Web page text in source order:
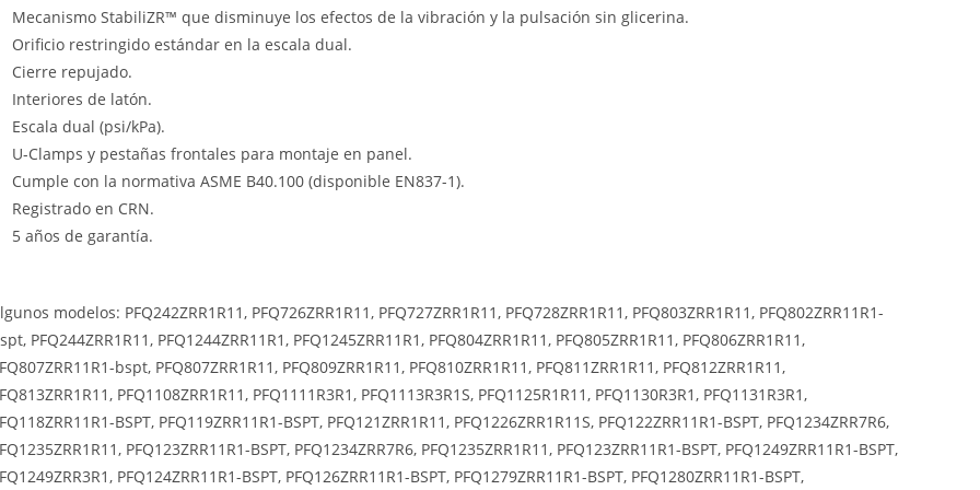
Mecanismo StabiliZR™ que disminuye los efectos de la vibración y la pulsación sin glicerina.
Orificio restringido estándar en la escala dual.
Cierre repujado.
Interiores de latón.
Escala dual (psi/kPa).
U-Clamps y pestañas frontales para montaje en panel.
Cumple con la normativa ASME B40.100 (disponible EN837-1).
Registrado en CRN.
5 años de garantía.
modelos: PFQ242ZRR1R11, PFQ726ZRR1R11, PFQ727ZRR1R11, PFQ728ZRR1R11, PFQ803ZRR1R11, PFQ802ZRR11R1-
PFQ244ZRR1R11, PFQ1244ZRR11R1, PFQ1245ZRR11R1, PFQ804ZRR1R11, PFQ805ZRR1R11, PFQ806ZRR1R11,
bspt, PFQ807ZRR1R11, PFQ809ZRR1R11, PFQ810ZRR1R11, PFQ811ZRR1R11, PFQ812ZRR1R11,
PFQ1108ZRR1R11, PFQ1111R3R1, PFQ1113R3R1S, PFQ1125R1R11, PFQ1130R3R1, PFQ1131R3R1,
BSPT, PFQ119ZRR11R1-BSPT, PFQ121ZRR1R11, PFQ1226ZRR1R11S, PFQ122ZRR11R1-BSPT, PFQ1234ZRR7R6,
PFQ123ZRR11R1-BSPT, PFQ1234ZRR7R6, PFQ1235ZRR1R11, PFQ123ZRR11R1-BSPT, PFQ1249ZRR11R1-BSPT,
PFQ124ZRR11R1-BSPT, PFQ126ZRR11R1-BSPT, PFQ1279ZRR11R1-BSPT, PFQ1280ZRR11R1-BSPT,